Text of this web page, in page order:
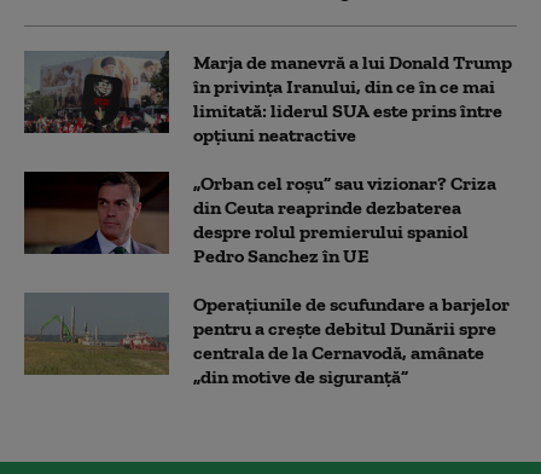
Marja de manevră a lui Donald Trump
în privința Iranului, din ce în ce mai
limitată: liderul SUA este prins între
opțiuni neatractive
„Orban cel roșu” sau vizionar? Criza
din Ceuta reaprinde dezbaterea
despre rolul premierului spaniol
Pedro Sanchez în UE
Operaţiunile de scufundare a barjelor
pentru a creşte debitul Dunării spre
centrala de la Cernavodă, amânate
„din motive de siguranţă”